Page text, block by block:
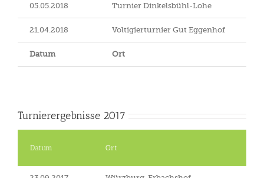
05.05.2018 Turnier Dinkelsbühl-Lohe
21.04.2018 Voltigierturnier Gut Eggenhof
Datum Ort
Turnierergebnisse 2017
Datum Ort